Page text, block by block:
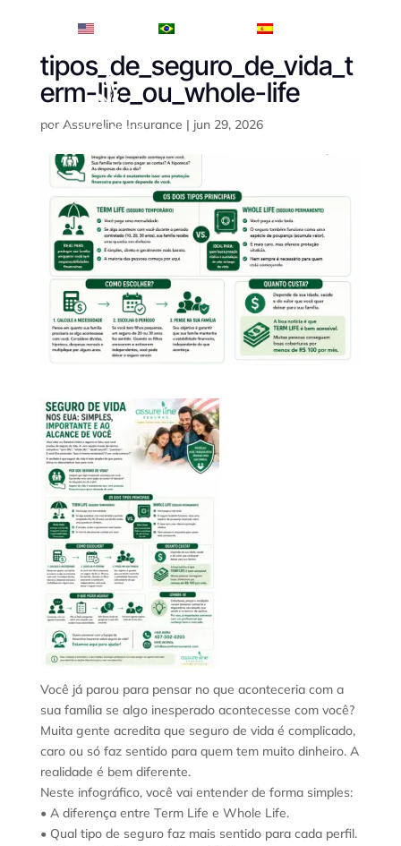
tipos_de_seguro_de_vida_t
erm-life_ou_whole-life
por Assureline Insurance | jun 29, 2026
Você já parou para pensar no que aconteceria com a
sua família se algo inesperado acontecesse com você?
Muita gente acredita que seguro de vida é complicado,
caro ou só faz sentido para quem tem muito dinheiro. A
realidade é bem diferente.
Neste infográfico, você vai entender de forma simples:
• A diferença entre Term Life e Whole Life.
• Qual tipo de seguro faz mais sentido para cada perfil.